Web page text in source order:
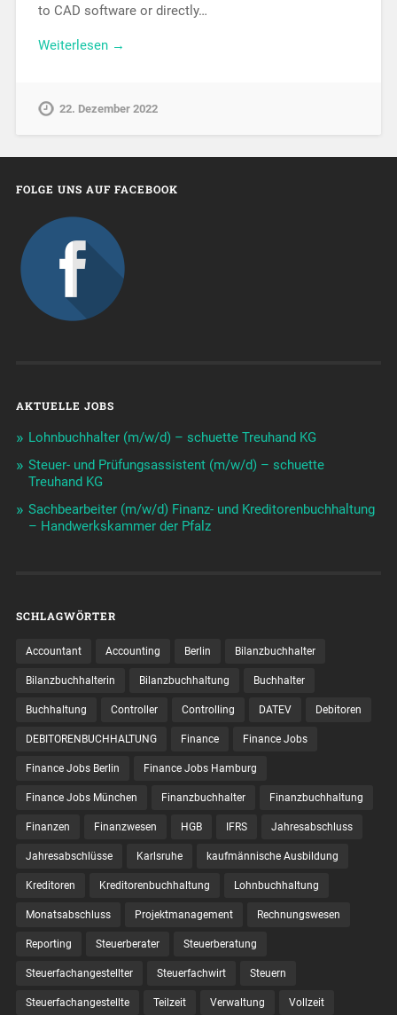
to CAD software or directly…
Weiterlesen →
22. Dezember 2022
FOLGE UNS AUF FACEBOOK
AKTUELLE JOBS
Lohnbuchhalter (m/w/d) – schuette Treuhand KG
Steuer- und Prüfungsassistent (m/w/d) – schuette
Treuhand KG
Sachbearbeiter (m/w/d) Finanz- und Kreditorenbuchhaltung
– Handwerkskammer der Pfalz
SCHLAGWÖRTER
Accountant Accounting Berlin Bilanzbuchhalter
Bilanzbuchhalterin Bilanzbuchhaltung Buchhalter
Buchhaltung Controller Controlling DATEV Debitoren
DEBITORENBUCHHALTUNG Finance Finance Jobs
Finance Jobs Berlin Finance Jobs Hamburg
Finance Jobs München Finanzbuchhalter Finanzbuchhaltung
Finanzen Finanzwesen HGB IFRS Jahresabschluss
Jahresabschlüsse Karlsruhe kaufmännische Ausbildung
Kreditoren Kreditorenbuchhaltung Lohnbuchhaltung
Monatsabschluss Projektmanagement Rechnungswesen
Reporting Steuerberater Steuerberatung
Steuerfachangestellter Steuerfachwirt Steuern
Steuer­fach­ange­stellte Teilzeit Verwaltung Vollzeit